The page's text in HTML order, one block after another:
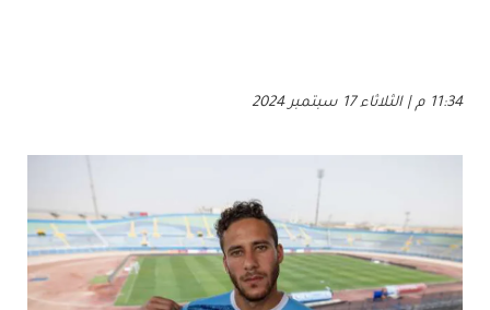
11:34 م | الثلاثاء 17 سبتمبر 2024